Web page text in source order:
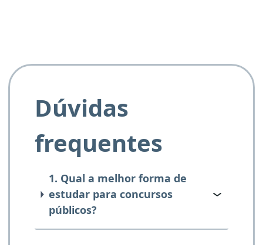
Dúvidas
frequentes
1. Qual a melhor forma de
estudar para concursos
públicos?